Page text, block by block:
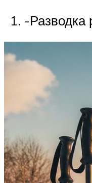
-Разводка